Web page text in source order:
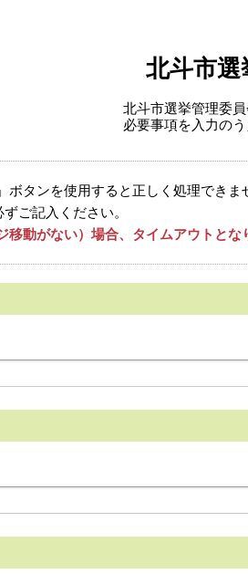
北斗市
北斗市選挙管理委
必要事項を入力の
ボタンを使用すると正しく処理できま
ご記入ください。
移動がない）場合、タイムアウトと